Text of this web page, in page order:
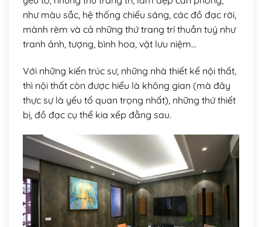
như màu sắc, hệ thống chiếu sáng, các đồ đạc rời,
mành rèm và cả những thứ trang trí thuần tuý như
tranh ảnh, tượng, bình hoa, vật lưu niệm…
Với những kiến trúc sư, những nhà thiết kế nội thất,
thì nội thất còn được hiểu là không gian (mà đây
thực sự là yếu tố quan trọng nhất), những thứ thiết
bị, đồ đạc cụ thể kia xếp đằng sau.